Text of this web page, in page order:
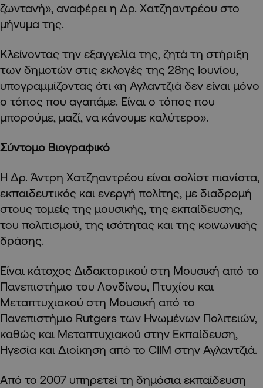
ζωντανή», αναφέρει η Δρ. Χατζηαντρέου στο
μήνυμα της.
Κλείνοντας την εξαγγελία της, ζητά τη στήριξη
των δημοτών στις εκλογές της 28ης Ιουνίου,
υπογραμμίζοντας ότι «η Αγλαντζιά δεν είναι μόνο
ο τόπος που αγαπάμε. Είναι ο τόπος που
μπορούμε, μαζί, να κάνουμε καλύτερο».
Σύντομο Βιογραφικό
Η Δρ. Άντρη Χατζηαντρέου είναι σολίστ πιανίστα,
εκπαιδευτικός και ενεργή πολίτης, με διαδρομή
στους τομείς της μουσικής, της εκπαίδευσης,
του πολιτισμού, της ισότητας και της κοινωνικής
δράσης.
Είναι κάτοχος Διδακτορικού στη Μουσική από το
Πανεπιστήμιο του Λονδίνου, Πτυχίου και
Μεταπτυχιακού στη Μουσική από το
Πανεπιστήμιο Rutgers των Ηνωμένων Πολιτειών,
καθώς και Μεταπτυχιακού στην Εκπαίδευση,
Ηγεσία και Διοίκηση από το CIIM στην Αγλαντζιά.
Από το 2007 υπηρετεί τη δημόσια εκπαίδευση